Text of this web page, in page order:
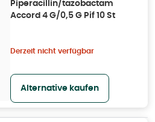
Piperacillin/tazobactam
Accord 4 G/0,5 G Pif 10 St
Derzeit nicht verfügbar
Alternative kaufen